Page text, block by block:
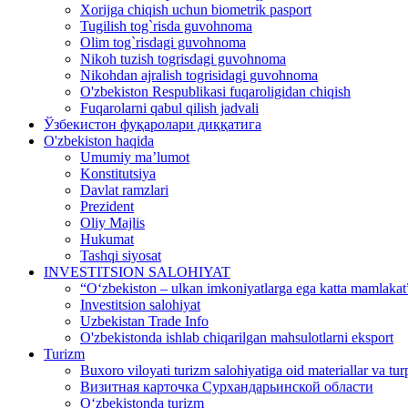
Xorijga chiqish uchun biometrik pasport
Tugilish tog`risda guvohnoma
Olim tog`risdagi guvohnoma
Nikoh tuzish togrisdagi guvohnoma
Nikohdan ajralish togrisidagi guvohnoma
O'zbekiston Respublikasi fuqaroligidan chiqish
Fuqarolarni qabul qilish jadvali
Ўзбекистон фуқаролари диққатига
O'zbekiston haqida
Umumiy ma’lumot
Konstitutsiya
Davlat ramzlari
Prezident
Oliy Majlis
Hukumat
Tashqi siyosat
INVESTITSION SALOHIYAT
“Oʻzbekiston – ulkan imkoniyatlarga ega katta
Investitsion salohiyat
Uzbekistan Trade Info
O'zbekistonda ishlab chiqarilgan mahsulotlarni eksport
Turizm
Buxoro viloyati turizm salohiyatiga oid materiallar va
Визитная карточка Сурхандарьинской области
Oʻzbekistonda turizm